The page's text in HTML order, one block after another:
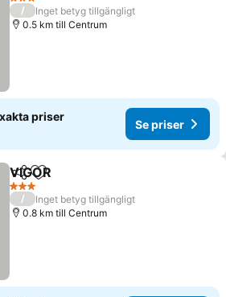
3 Stjärnor
/
Inget betyg tillgängligt
0.5 km till Centrum
priser
Se priser
Dela Lägg till i Mina Favoriter
VIGOR
3 Stjärnor
/
Inget betyg tillgängligt
0.8 km till Centrum